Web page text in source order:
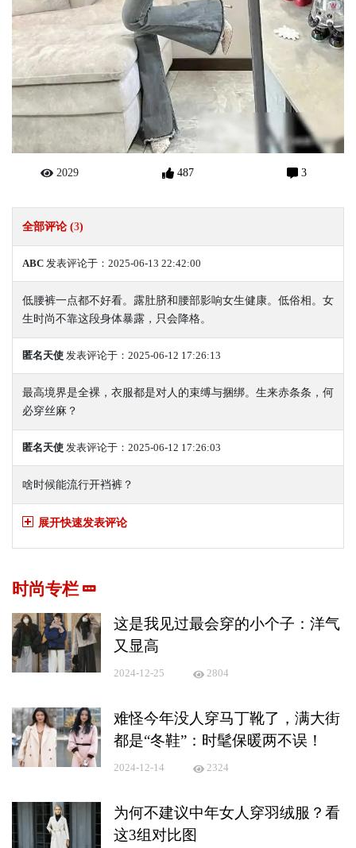
2029 487 3
全部评论 (3)
ABC 发表评论于：2025-06-13 22:42:00
低腰裤一点都不好看。露肚脐和腰部影响女生健康。低俗相。女
生时尚不靠这段身体暴露，只会降格。
匿名天使 发表评论于：2025-06-12 17:26:13
最高境界是全裸，衣服都是对人的束缚与捆绑。生来赤条条，何
必穿丝麻？
匿名天使 发表评论于：2025-06-12 17:26:03
啥时候能流行开裆裤？
展开快速发表评论
时尚专栏
这是我见过最会穿的小个子：洋气
又显高
2024-12-25 2804
难怪今年没人穿马丁靴了，满大街
都是“冬鞋”：时髦保暖两不误！
2024-12-14 2324
为何不建议中年女人穿羽绒服？看
这3组对比图